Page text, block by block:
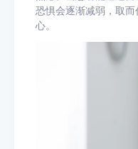
恐惧会逐渐减弱，取
心。​